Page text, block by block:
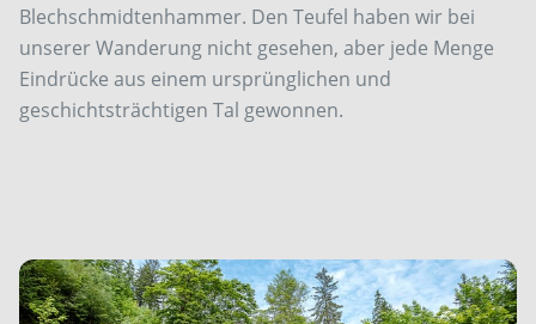
Blechschmidtenhammer. Den Teufel haben wir bei
unserer Wanderung nicht gesehen, aber jede Menge
Eindrücke aus einem ursprünglichen und
geschichtsträchtigen Tal gewonnen.